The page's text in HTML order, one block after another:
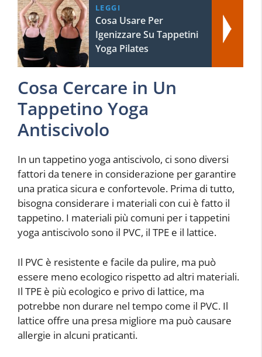
LEGGI
Cosa Usare Per
Igenizzare Su Tappetini
Yoga Pilates
Cosa Cercare in Un
Tappetino Yoga
Antiscivolo
In un tappetino yoga antiscivolo, ci sono diversi
fattori da tenere in considerazione per garantire
una pratica sicura e confortevole. Prima di tutto,
bisogna considerare i materiali con cui è fatto il
tappetino. I materiali più comuni per i tappetini
yoga antiscivolo sono il PVC, il TPE e il lattice.
Il PVC è resistente e facile da pulire, ma può
essere meno ecologico rispetto ad altri materiali.
Il TPE è più ecologico e privo di lattice, ma
potrebbe non durare nel tempo come il PVC. Il
lattice offre una presa migliore ma può causare
allergie in alcuni praticanti.